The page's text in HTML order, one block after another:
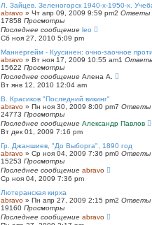
Л. Зайцев. Зеленогорск 1940-х-1950-х.
abravo » Чт апр 09, 2009 9:59 pm2 Ответы
17858 Просмотры
Последнее сообщение leo
Сб ноя 27, 2010 5:09 pm
Маннергейм - Куусинен: очно-заочное
abravo » Вт ноя 17, 2009 10:55 am1
15622 Просмотры
Последнее сообщение Алена А.
Вт янв 12, 2010 12:04 am
В. Красиков "Последний викинг"
abravo » Пн ноя 30, 2009 8:00 pm7 Ответы
24773 Просмотры
Последнее сообщение Александр Павлов
Вт дек 01, 2009 7:16 pm
Гр. Джаншиев, "До Выборга", 1890 год
abravo » Ср ноя 04, 2009 7:36 pm0 Ответы
15253 Просмотры
Последнее сообщение abravo
Ср ноя 04, 2009 7:36 pm
Лютеранская кирха
abravo » Пн апр 27, 2009 2:15 pm2 Ответы
19160 Просмотры
Последнее сообщение abravo